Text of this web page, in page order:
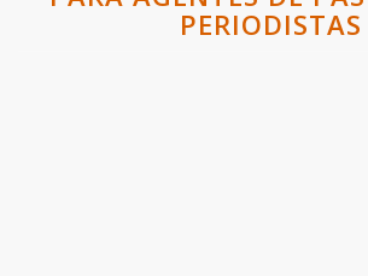
PERIODISTAS